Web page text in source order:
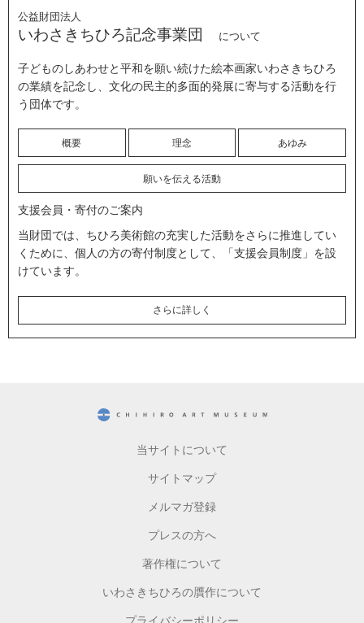
公益財団法人
いわさきちひろ記念事業団 について
子どものしあわせと平和を願い続けた絵本画家いわさきちひろ
の業績を記念し、文化の民主的多面的発展に寄与する活動を行
う団体です。
概要 理念 あゆみ
願いを伝える活動
支援会員・寄付のご案内
当財団では、ちひろ美術館の充実した活動をさらに推進してい
くために、個人の方の寄付制度として、「支援会員制度」を設
けています。
さらに詳しく
当サイトについて
サイトマップ
メルマガ登録
プレスの方へ
著作権について
いわさきちひろの贋作について
プライバシーポリシー